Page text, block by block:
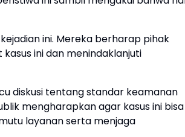
ini. Mereka berharap pihak
ini dan menindaklanjuti
diskusi tentang standar keamanan
mengharapkan agar kasus ini bisa
layanan serta menjaga